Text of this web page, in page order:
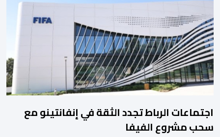
مشروع من نوعه في ظل ولايته الحكومية. هذه الرسالة التأطيرية
ارتكزت على 4 أولويات، كما حملت ألحت على ضرورة عقلنة نفقات
التسيير، بل وتقييد التوظيف إلا في حالة الضرورة. […]
اجتماعات الرباط تجدد الثقة في إنفانتينو مع
سحب مشروع الفيفا